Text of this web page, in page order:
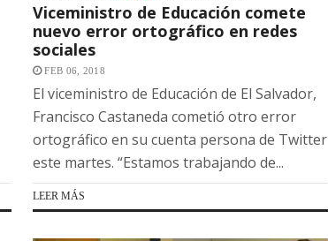
Viceministro de Educación comete
nuevo error ortográfico en redes
sociales
FEB 06, 2018
El viceministro de Educación de El Salvador,
Francisco Castaneda cometió otro error
ortográfico en su cuenta persona de Twitter
este martes. “Estamos trabajando de...
LEER MÁS